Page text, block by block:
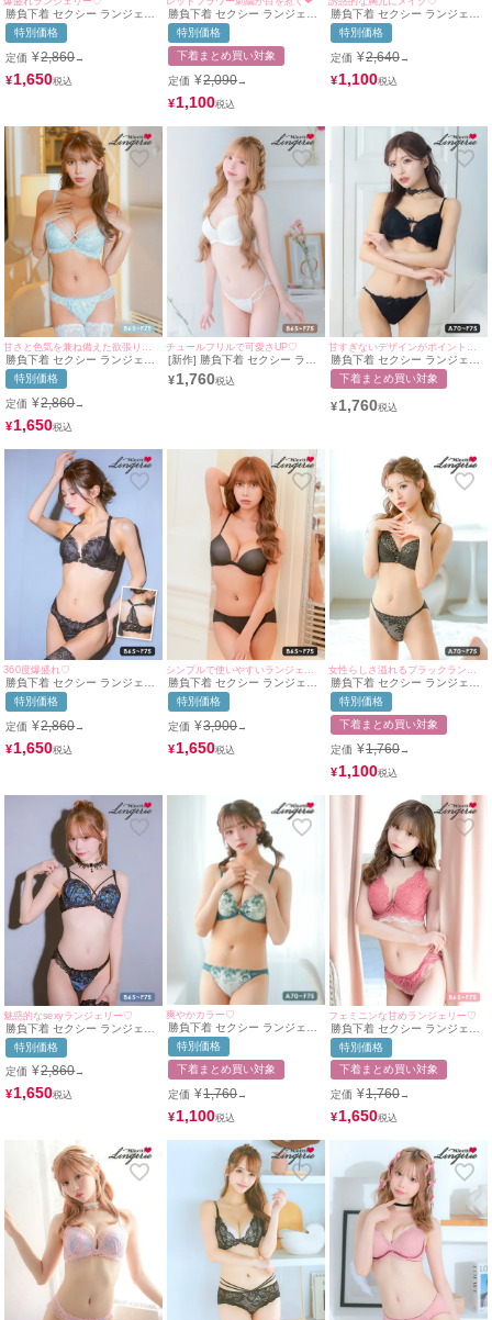
勝負下着 セクシー ランジェリ
ー クラシカルレース チュール
ベール フロントホック ワイヤ
ー ブラジャー ショーツ 2点セ
ット
特別価格
定価 ¥2,860→
¥1,650
勝負下着 セクシー ランジェリ
ー レッドフラワー刺繍デザイ
ンブラ＆紐ショーツ2点セット
特別価格
下着まとめ買い対象
定価 ¥2,090→
¥1,100
勝負下着 セクシー ランジェリ
ー リリー 刺繍 レース コード
ワイヤー ブラジャー ショーツ
Tバック 3点セット
特別価格
定価 ¥2,640→
¥1,100
勝負下着 セクシー ランジェリ
ー マーブル 刺繍 レース バス
トコード ワイヤー ブラジャー
ショーツ 2点セット
特別価格
定価 ¥2,860→
¥1,650
チュールフリルで可愛さUP♡
[新作] 勝負下着 セクシー ラン
ジェリー リング付き レース ピ
ュア ホワイト 白 脇高 ブラジ
¥1,760
勝負下着 セクシー ランジェリ
ー レース リボン ワンカラー
ブラジャー ショーツ 2点セッ
下着まとめ買い対象
¥1,760
360度爆盛れ♡
勝負下着 セクシー ランジェリ
ー エレガントレース チュール
ベール フロントホック ワイヤ
ー ブラジャー Tバックショー
ツ 2点セット
特別価格
定価 ¥2,860→
¥1,650
勝負下着 セクシー ランジェリ
ー ブラジャー ショーツ シンプ
ル シームレス ワイヤーカップ
2点セット
特別価格
定価 ¥3,900→
¥1,650
勝負下着 セクシー ランジェリ
ー フラワーレースチュールベ
ールバックルブラジャー＆ショ
ーツ2点セット
特別価格
下着まとめ買い対象
定価 ¥1,760→
¥1,100
魅惑的なsexyランジェリー♡
勝負下着 セクシー ランジェリ
ー グラデーション 刺繍 ブラッ
クレース バストクロス 脇高 ワ
イヤー ブラジャー ショーツ 2
点セット
特別価格
定価 ¥2,860→
¥1,650
爽やかカラー♡
勝負下着 セクシー ランジェリ
ー クラシカル フラワー 刺繍
レース ワイヤーカップ ブラジ
ャー ショーツ 2点セット
特別価格
下着まとめ買い対象
定価 ¥1,760→
¥1,100
フェミニンな甘めランジェリー♡
勝負下着 セクシー ランジェリ
ー フラワー刺繍 レース ワイヤ
ー バイカラー ブラジャー ショ
ーツ 2点セット
特別価格
下着まとめ買い対象
定価 ¥1,760→
¥1,650